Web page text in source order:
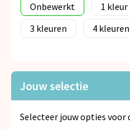
Onbewerkt
1
3
4
Jouw selectie
Selecteer jouw opties voor